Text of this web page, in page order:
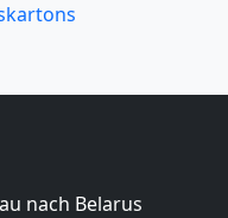
nach Belarus